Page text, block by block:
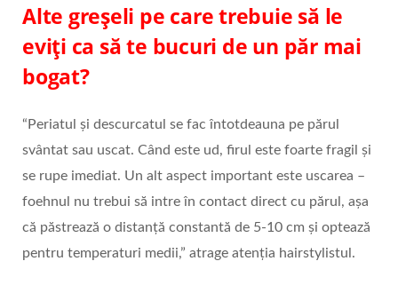
Alte greșeli pe care trebuie să le
eviți ca să te bucuri de un păr mai
bogat?
“Periatul și descurcatul se fac întotdeauna pe părul
svântat sau uscat. Când este ud, firul este foarte fragil și
se rupe imediat. Un alt aspect important este uscarea –
foehnul nu trebui să intre în contact direct cu părul, așa
că păstrează o distanță constantă de 5-10 cm și optează
pentru temperaturi medii,” atrage atenția hairstylistul.